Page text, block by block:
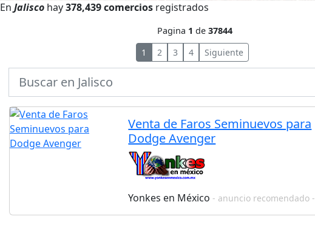
En Jalisco hay378,439 comercios registrados
Pagina 1 de 37844
1
2 3 4 Siguiente
Venta de Faros Seminuevos para
Dodge Avenger
Yonkes en México- anuncio recomendado -